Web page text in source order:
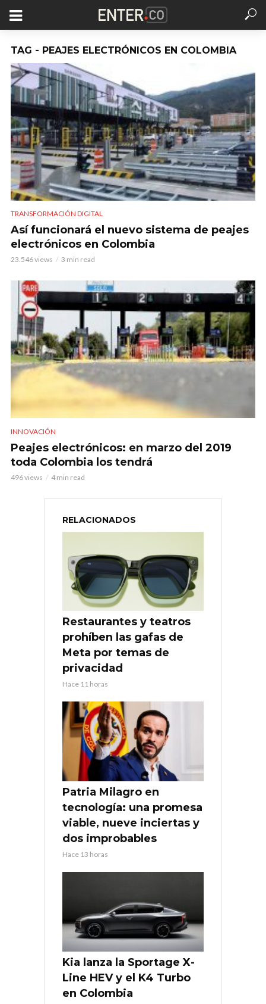
TAG - PEAJES ELECTRÓNICOS EN COLOMBIA
TRANSFORMACIÓN DIGITAL
Así funcionará el nuevo sistema de peajes
electrónicos en Colombia
23.546 views 3 min read
INNOVACIÓN
Peajes electrónicos: en marzo del 2019
toda Colombia los tendrá
496 views 4 min read
RELACIONADOS
Restaurantes y teatros
prohíben las gafas de
Meta por temas de
privacidad
Hace 11 horas
Patria Milagro en
tecnología: una promesa
viable, nueve inciertas y
dos improbables
Hace 13 horas
Kia lanza la Sportage X-
Line HEV y el K4 Turbo
en Colombia